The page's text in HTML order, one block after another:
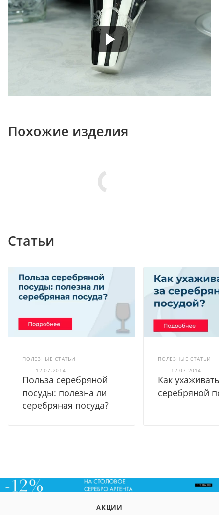
Похожие изделия
Статьи
ПОЛЕЗНЫЕ СТАТЬИ
—
12.07.2014
Польза серебряной
посуды: полезна ли
серебряная посуда?
ПОЛЕЗНЫЕ СТАТЬИ
—
12.07.2014
Как
серебряной
АКЦИИ